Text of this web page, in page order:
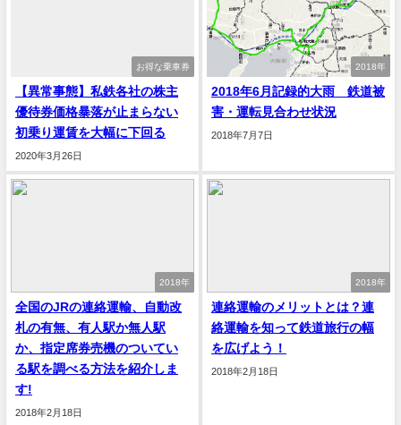
お得な乗車券
【異常事態】私鉄各社の株主
優待券価格暴落が止まらない
初乗り運賃を大幅に下回る
2020年3月26日
2018年
2018年6月記録的大雨 鉄道被
害・運転見合わせ状況
2018年7月7日
2018年
全国のJRの連絡運輸、自動改
札の有無、有人駅か無人駅
か、指定席券売機のついてい
る駅を調べる方法を紹介しま
す!
2018年2月18日
2018年
連絡運輸のメリットとは？連
絡運輸を知って鉄道旅行の幅
を広げよう！
2018年2月18日